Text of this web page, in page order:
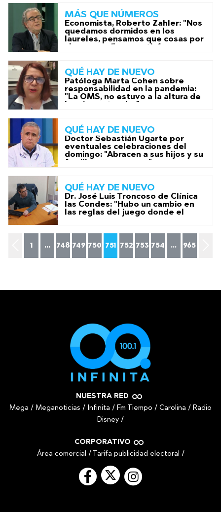
MÁS QUE NÚMEROS
Economista, Roberto Zahler: "Nos
quedamos dormidos en los
laureles, pensamos que cosas por
QUÉ HAY DE NUEVO
Patóloga Marta Cohen sobre
responsabilidad en la pandemia:
"La OMS, no estuvo a la altura de
QUÉ HAY DE NUEVO
Doctor Sebastián Ugarte por
eventuales celebraciones del
domingo: "Abracen a sus hijos y su
QUÉ HAY DE NUEVO
Dr. José Luis Troncoso de Clínica
las Condes: "Hubo un cambio en
las reglas del juego donde el
1 ... 748 749 750 751 752 753 754 ... 965
NUESTRA RED
Mega / Meganoticias / Infinita / Fm Tiempo / Carolina / Radio
Disney /
CORPORATIVO
Área comercial / Tarifa publicidad electoral /